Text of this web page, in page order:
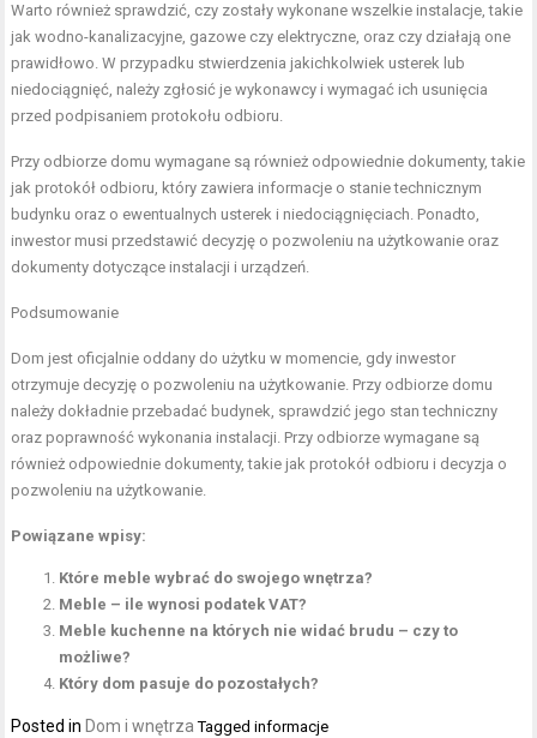
Warto również sprawdzić, czy zostały wykonane wszelkie instalacje, takie
jak wodno-kanalizacyjne, gazowe czy elektryczne, oraz czy działają one
prawidłowo. W przypadku stwierdzenia jakichkolwiek usterek lub
niedociągnięć, należy zgłosić je wykonawcy i wymagać ich usunięcia
przed podpisaniem protokołu odbioru.
Przy odbiorze domu wymagane są również odpowiednie dokumenty, takie
jak protokół odbioru, który zawiera informacje o stanie technicznym
budynku oraz o ewentualnych usterek i niedociągnięciach. Ponadto,
inwestor musi przedstawić decyzję o pozwoleniu na użytkowanie oraz
dokumenty dotyczące instalacji i urządzeń.
Podsumowanie
Dom jest oficjalnie oddany do użytku w momencie, gdy inwestor
otrzymuje decyzję o pozwoleniu na użytkowanie. Przy odbiorze domu
należy dokładnie przebadać budynek, sprawdzić jego stan techniczny
oraz poprawność wykonania instalacji. Przy odbiorze wymagane są
również odpowiednie dokumenty, takie jak protokół odbioru i decyzja o
pozwoleniu na użytkowanie.
Powiązane wpisy:
Które meble wybrać do swojego wnętrza?
Meble – ile wynosi podatek VAT?
Meble kuchenne na których nie widać brudu – czy to
możliwe?
Który dom pasuje do pozostałych?
Posted in Dom i wnętrza Taggedinformacje